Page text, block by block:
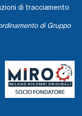
di tracciamento
di Gruppo